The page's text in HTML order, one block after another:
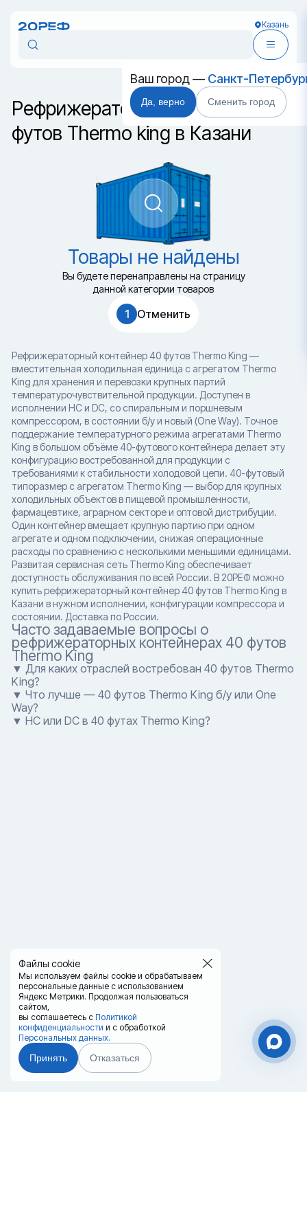
Казань
Ваш город — Санкт-
Да, верно Сменить город
Файлы cookie
Мы используем файлы cookie и обрабатываем
персональные данные с использованием
Яндекс Метрики. Продолжая пользоваться
сайтом,
вы соглашаетесь с Политикой
конфиденциальности и с обработкой
Персональных данных.
Принять Отказаться
Рефрижераторный контейнер 40
футов Thermo king в Казани
Товары не найдены
Вы будете перенаправлены на страницу
данной категории товаров
1 Отменить
Рефрижераторный контейнер 40 футов Thermo King —
вместительная холодильная единица с агрегатом Thermo
King для хранения и перевозки крупных партий
температурочувствительной продукции. Доступен в
исполнении HC и DC, со спиральным и поршневым
компрессором, в состоянии б/у и новый (One Way). Точное
поддержание температурного режима агрегатами Thermo
King в большом объёме 40-футового контейнера делает эту
конфигурацию востребованной для продукции с
требованиями к стабильности холодовой цепи. 40-футовый
типоразмер с агрегатом Thermo King — выбор для крупных
холодильных объектов в пищевой промышленности,
фармацевтике, аграрном секторе и оптовой дистрибуции.
Один контейнер вмещает крупную партию при одном
агрегате и одном подключении, снижая операционные
расходы по сравнению с несколькими меньшими единицами.
Развитая сервисная сеть Thermo King обеспечивает
доступность обслуживания по всей России. В 20РЕФ можно
купить рефрижераторный контейнер 40 футов Thermo King в
Казани в нужном исполнении, конфигурации компрессора и
состоянии. Доставка по России.
Часто задаваемые вопросы о
рефрижераторных контейнерах 40 футов
Thermo King
▼ Для каких отраслей востребован 40 футов Thermo
King?
▼ Что лучше — 40 футов Thermo King б/у или One
Way?
▼ HC или DC в 40 футах Thermo King?